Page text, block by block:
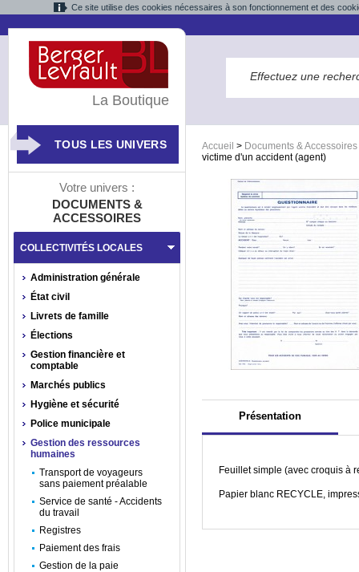
Ce site utilise des cookies nécessaires à son fonctionnement et des
Accueil > Documents & Accessoires
victime d'un accident (agent)
Présentation
Feuillet simple (avec croquis à
Papier blanc RECYCLE,
La Boutique
TOUS LES UNIVERS
Votre univers :
DOCUMENTS &
ACCESSOIRES
COLLECTIVITÉS LOCALES
Administration générale
État civil
Livrets de famille
Élections
Gestion financière et
comptable
Marchés publics
Hygiène et sécurité
Police municipale
Gestion des ressources
humaines
Transport de voyageurs
sans paiement préalable
Service de santé - Accidents
du travail
Registres
Paiement des frais
Gestion de la paie